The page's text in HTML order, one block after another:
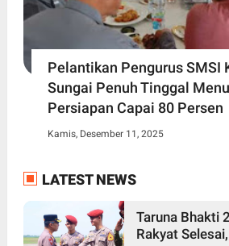
Pelantikan Pengurus SMSI
Sungai Penuh Tinggal
Persiapan Capai 80 Persen
Kamis, Desember 11, 2025
LATEST NEWS
Taruna Bhakti
Rakyat